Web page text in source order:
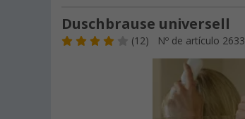
Duschbrause universell
(12) Nº de artículo